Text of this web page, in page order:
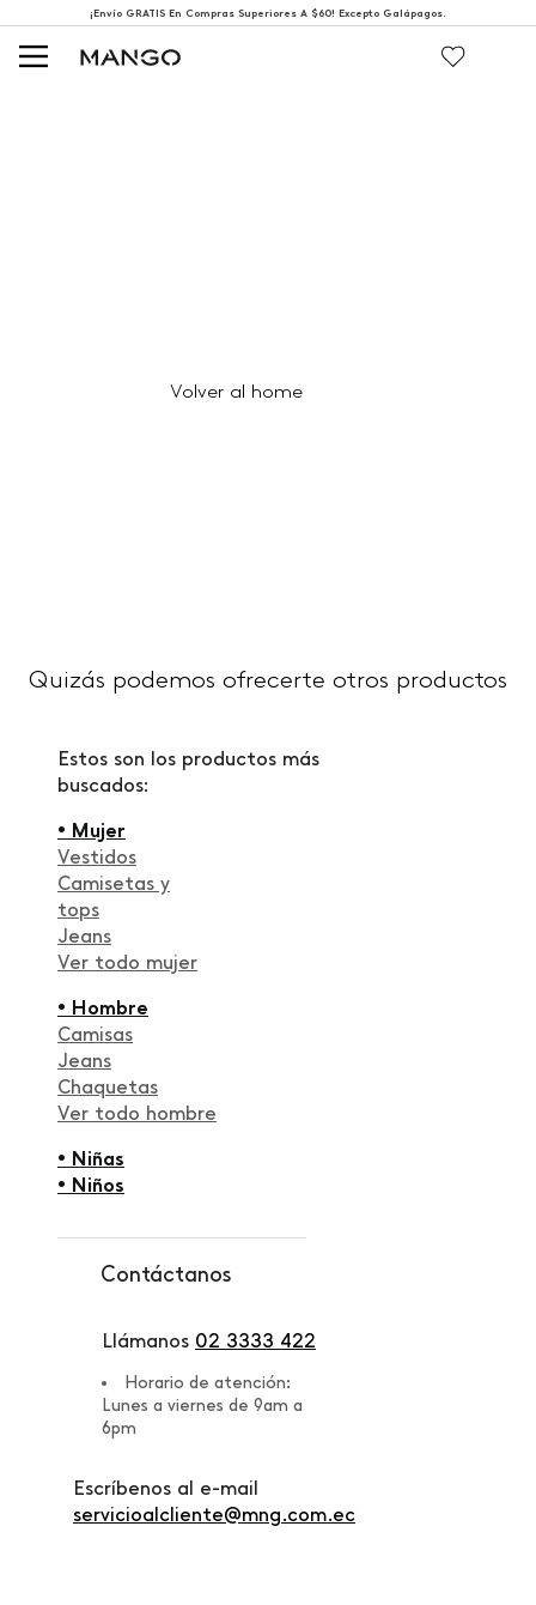
¡Envío GRATIS En Compras Superiores A $60! Excepto Galápagos.
Volver al home
Quizás podemos ofrecerte otros productos
Estos son los productos más
buscados:
• Mujer
Vestidos
Camisetas y
tops
Jeans
Ver todo mujer
• Hombre
Camisas
Jeans
Chaquetas
Ver todo hombre
• Niñas
• Niños
Contáctanos
Llámanos 02 3333 422
Horario de atención:
Lunes a viernes de 9am a
6pm
Escríbenos al e-mail
servicioalcliente@mng.com.ec